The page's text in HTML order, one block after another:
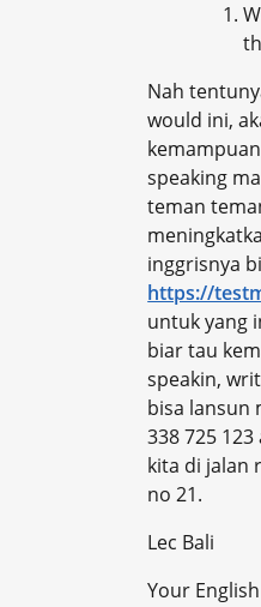
Nah
would ini,
speaking
teman
inggrisnya
https://
untuk yang
biar tau
speakin,
bisa lansun
338 725
kita di jalan
no 21.
Lec Bali
Your